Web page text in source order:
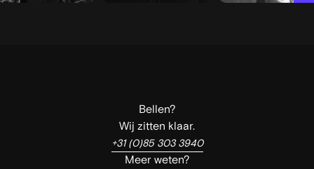
Bellen?
Wij zitten klaar.
+31 (0)85 303 3940
Meer weten?